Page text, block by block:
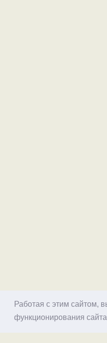
Работая с этим сайтом,
функционирования
© 1998–2026 Alex